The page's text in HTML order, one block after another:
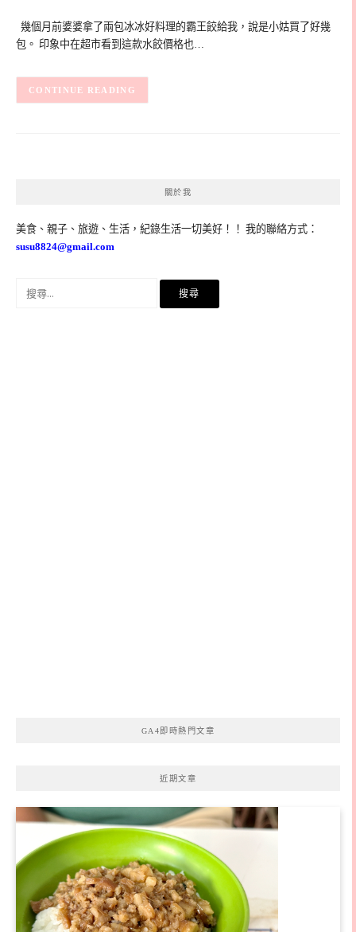
幾個月前婆婆拿了兩包冰冰好料理的霸王餃給我，說是小姑買了好幾
包。 印象中在超市看到這款水餃價格也…
CONTINUE READING
關於我
美食、親子、旅遊、生活，紀錄生活一切美好！！ 我的聯絡方式：
susu8824@gmail.com
GA4即時熱門文章
近期文章